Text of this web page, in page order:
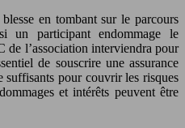
en tombant sur le parcours
un participant endommage le
de l’association interviendra pour
de souscrire une assurance
suffisants pour couvrir les risques
et intérêts peuvent être